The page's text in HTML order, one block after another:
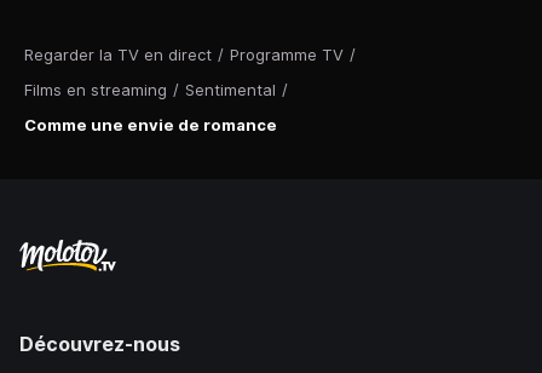
Regarder la TV en direct / Programme TV /
Films en streaming / Sentimental /
Comme une envie de romance
Découvrez-nous